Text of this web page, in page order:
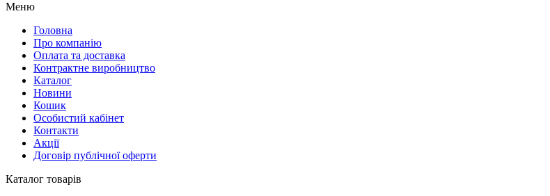
Меню
Головна
Про компанію
Оплата та доставка
Контрактне виробництво
Каталог
Новини
Кошик
Особистий кабінет
Контакти
Акції
Договір публічної оферти
Каталог товарів